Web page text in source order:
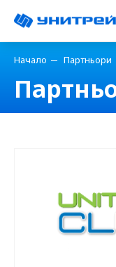
Начало Партньори